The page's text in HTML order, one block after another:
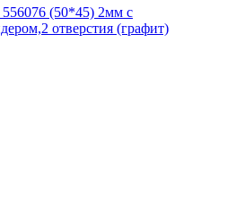
(50*45) 2мм с
отверстия (графит)